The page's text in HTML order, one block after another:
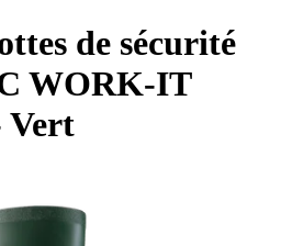
de sécurité
WORK-IT
Vert